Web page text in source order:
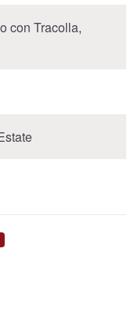
con Tracolla,